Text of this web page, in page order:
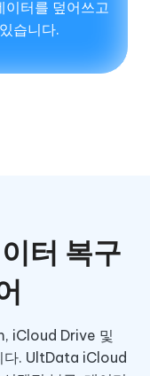
이터를 덮어쓰고
습니다.
터 복구
iCloud Drive 및
다. UltData iCloud